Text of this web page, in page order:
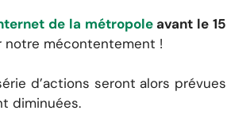
de la métropoleavant le 15
notre mécontentement !
d’actions seront alors prévues
diminuées.